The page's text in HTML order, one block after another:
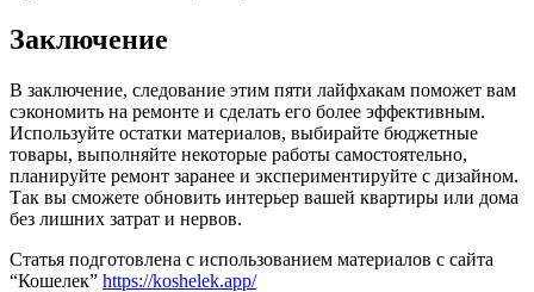
Заключение
В заключение, следование этим пяти лайфхакам поможет вам
сэкономить на ремонте и сделать его более эффективным.
Используйте остатки материалов, выбирайте бюджетные
товары, выполняйте некоторые работы самостоятельно,
планируйте ремонт заранее и экспериментируйте с дизайном.
Так вы сможете обновить интерьер вашей квартиры или дома
без лишних затрат и нервов.
Статья подготовлена с использованием материалов с сайта
“Кошелек” https://koshelek.app/